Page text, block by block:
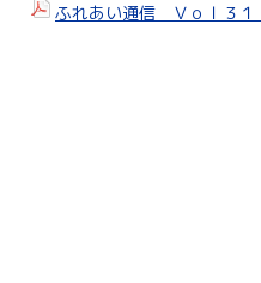
ふれあい通信 Ｖｏｌ３